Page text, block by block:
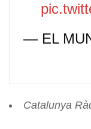
— EL
Catalunya